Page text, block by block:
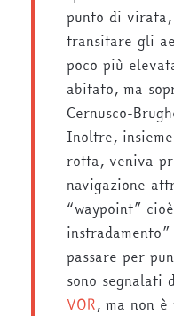
punto di
transitare gli
poco più
abitato, ma
Cernusco-
Inoltre,
rotta, veniva
navigazione
“waypoint”
passare per
sono segnalati
VOR, ma non